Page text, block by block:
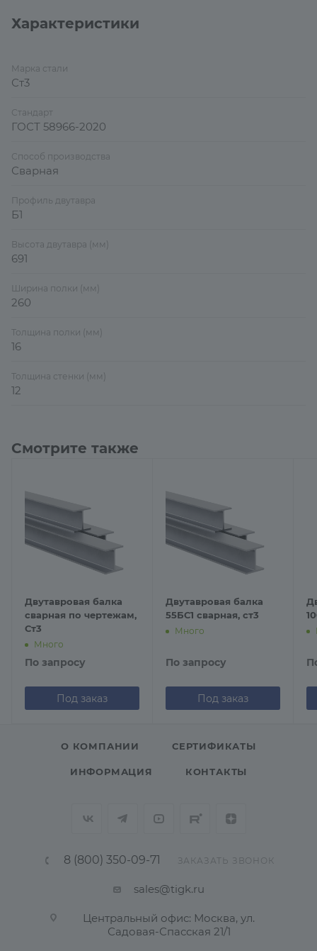
Характеристики
Марка стали
Ст3
Стандарт
ГОСТ 58966-2020
Способ производства
Сварная
Профиль двутавра
Б1
Высота двутавра (мм)
691
Ширина полки (мм)
260
Толщина полки (мм)
16
Толщина стенки (мм)
12
Смотрите также
Двутавровая балка
сварная по чертежам,
Ст3
Много
По запросу
Под заказ
Двутавровая балка
55БС1 сварная, ст3
Много
По запросу
Под заказ
О КОМПАНИИ СЕРТИФИКАТЫ
ИНФОРМАЦИЯ КОНТАКТЫ
8 (800) 350-09-71 ЗАКАЗАТЬ ЗВОНОК
sales@tigk.ru
Центральный офис: Москва, ул.
Садовая-Спасская 21/1